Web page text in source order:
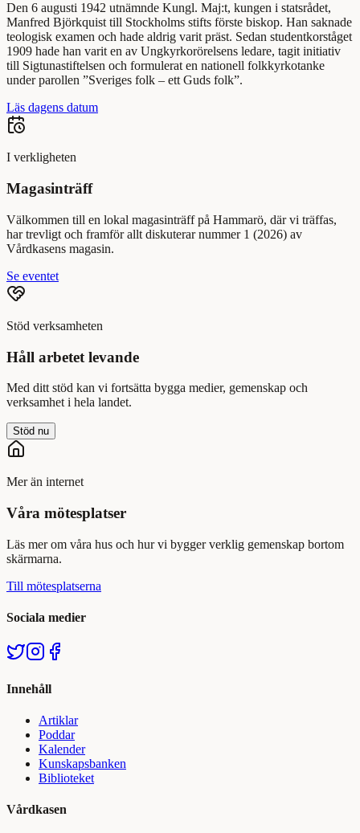
Den 6 augusti 1942 utnämnde Kungl. Maj:t, kungen i statsrådet,
Manfred Björkquist till Stockholms stifts förste biskop. Han saknade
teologisk examen och hade aldrig varit präst. Sedan studentkorståget
1909 hade han varit en av Ungkyrkorörelsens ledare, tagit initiativ
till Sigtunastiftelsen och formulerat en nationell folkkyrkotanke
under parollen ”Sveriges folk – ett Guds folk”.
Läs dagens datum
I verkligheten
Magasinträff
Välkommen till en lokal magasinträff på Hammarö, där vi träffas,
har trevligt och framför allt diskuterar nummer 1 (2026) av
Vårdkasens magasin.
Se eventet
Stöd verksamheten
Håll arbetet levande
Med ditt stöd kan vi fortsätta bygga medier, gemenskap och
verksamhet i hela landet.
Stöd nu
Mer än internet
Våra mötesplatser
Läs mer om våra hus och hur vi bygger verklig gemenskap bortom
skärmarna.
Till mötesplatserna
Sociala medier
Innehåll
Artiklar
Poddar
Kalender
Kunskapsbanken
Biblioteket
Vårdkasen